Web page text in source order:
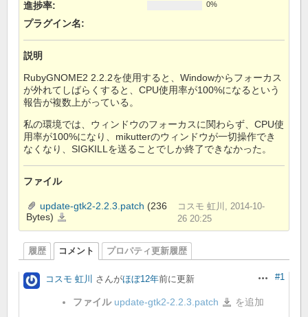
進捗率:
0%
プラグイン名:
説明
RubyGNOME2 2.2.2を使用すると、Windowからフォーカス
が外れてしばらくすると、CPU使用率が100%になるという
報告が複数上がっている。
私の環境では、ウィンドウのフォーカスに関わらず、CPU使
用率が100%になり、mikutterのウィンドウが一切操作でき
なくなり、SIGKILLを送ることでしか終了できなかった。
ファイル
update-gtk2-2.2.3.patch (236
Bytes)
コスモ 虹川, 2014-10-
26 20:25
履歴 コメント プロパティ更新履歴
操作#1
コスモ 虹川 さんがほぼ12年前に更新
ファイル update-gtk2-2.2.3.patch
update-
gtk2-
を追加